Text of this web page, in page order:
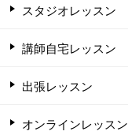
スタジオレッスン
講師自宅レッスン
出張レッスン
オンラインレッスン